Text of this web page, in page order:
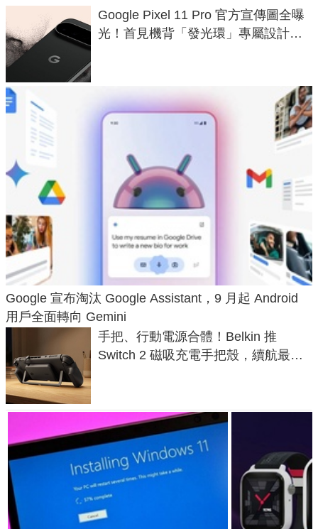
Google Pixel 11 Pro 官方宣傳圖全曝
光！首見機背「發光環」專屬設計、
Google 宣布淘汰 Google Assistant，9 月起 Android
用戶全面轉向 Gemini
手把、行動電源合體！Belkin 推
Switch 2 磁吸充電手把殼，續航最高